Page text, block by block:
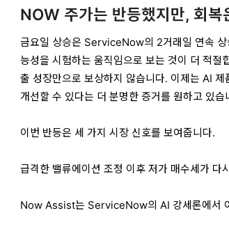
NOW 주가는 반등했지만, 회복
금요일 상승은 ServiceNow의 2거래일 연속 상
능성을 시험하는 움직임으로 보는 것이 더 적절
출 성장만으로 보상하지 않습니다. 이제는 AI
개선할 수 있다는 더 분명한 증거를 원하고 있습
이번 반등은 세 가지 시장 신호를 보여줍니다.
급격한 밸류에이션 조정 이후 저가 매수세가 다
Now Assist는 ServiceNow의 AI 강세론에서